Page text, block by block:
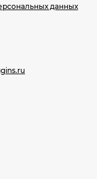
данных